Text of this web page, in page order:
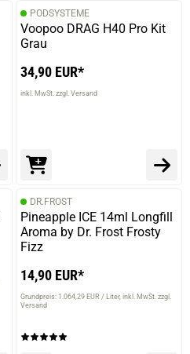
PODSYSTEME
Voopoo DRAG H40 Pro Kit
Grau
34,90 EUR*
inkl. MwSt. zzgl. Versand
DR.FROST
Pineapple ICE 14ml Longfill
Aroma by Dr. Frost Frosty
Fizz
14,90 EUR*
Grundpreis: 1.064,29 EUR / Liter inkl. MwSt. zzgl.
Versand